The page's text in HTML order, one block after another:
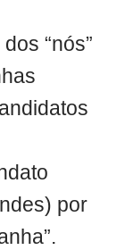
“nós”
por